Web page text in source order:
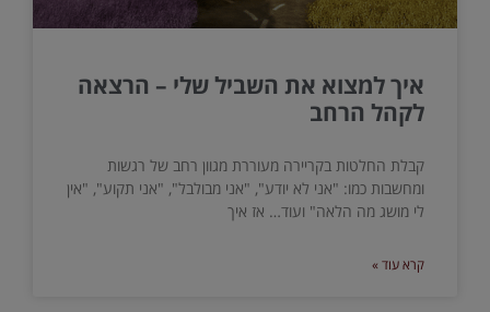
איך למצוא את השביל שלי – הרצאה
לקהל הרחב
קבלת החלטות בקריירה מעוררת מגוון רחב של רגשות
ומחשבות כמו: "אני לא יודע", "אני מבולבל", "אני תקוע", "אין
לי מושג מה הלאה" ועוד… אז איך
קרא עוד »